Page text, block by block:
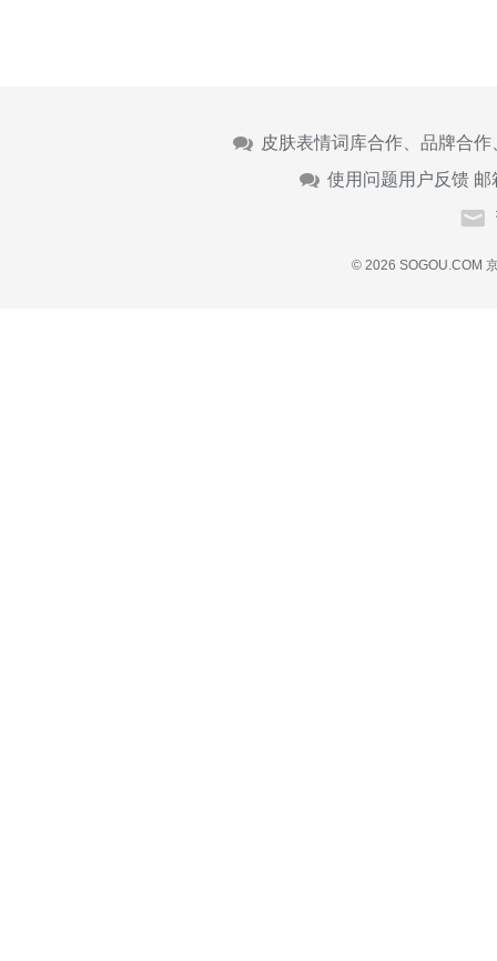
皮肤表情词库合作、品牌合
使用问题用户反馈 邮
© 2026 SOGOU.COM